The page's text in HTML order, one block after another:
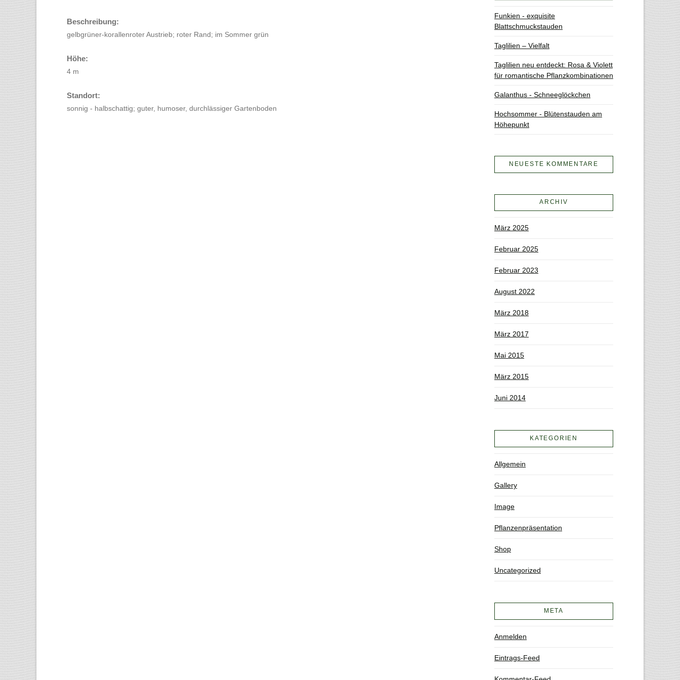
Beschreibung:
gelbgrüner-korallenroter Austrieb; roter Rand; im Sommer grün
Höhe:
4 m
Standort:
sonnig - halbschattig; guter, humoser, durchlässiger Gartenboden
Funkien - exquisite
Blattschmuckstauden
Taglilien – Vielfalt
Taglilien neu entdeckt: Rosa & Violett
für romantische Pflanzkombinationen
Galanthus - Schneeglöckchen
Hochsommer - Blütenstauden am
Höhepunkt
NEUESTE KOMMENTARE
ARCHIV
März 2025
Februar 2025
Februar 2023
August 2022
März 2018
März 2017
Mai 2015
März 2015
Juni 2014
KATEGORIEN
Allgemein
Gallery
Image
Pflanzenpräsentation
Shop
Uncategorized
META
Anmelden
Eintrags-Feed